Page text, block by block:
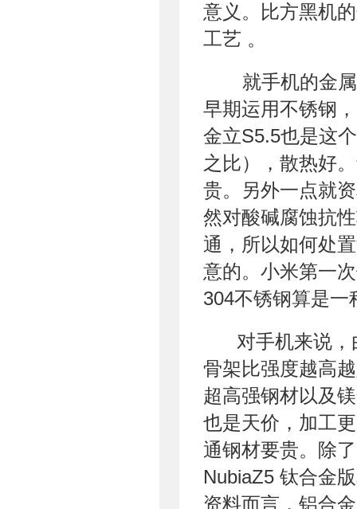
意义。比方黑机
工艺 。
就手机的金
早期运用不锈钢
金立S5.5也是这
之比），散热好
贵。另外一点就
然对酸碱腐蚀抗
通，所以如何处
意的。小米第一
304不锈钢算是
对手机来说
骨架比强度越高
超高强钢材以及
也是天价，加工
通钢材要贵。除
NubiaZ5 钛合金
资料而言，铝合